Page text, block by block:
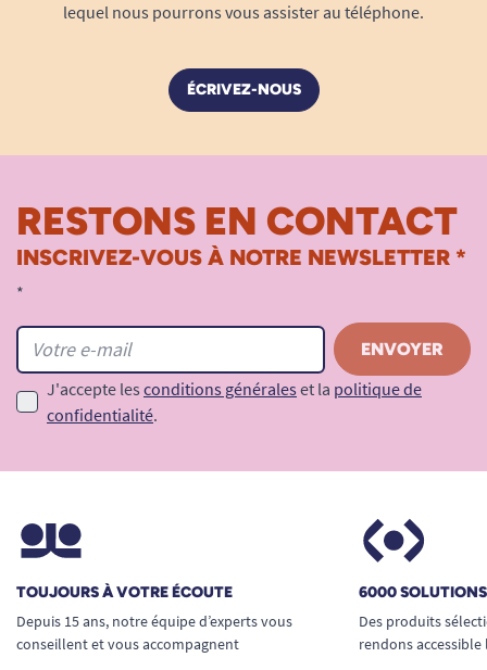
lequel nous pourrons vous assister au téléphone.
ÉCRIVEZ-NOUS
RESTONS EN CONTACT
INSCRIVEZ-VOUS À NOTRE NEWSLETTER *
*
J'accepte les conditions générales et la politique de
confidentialité.
TOUJOURS À VOTRE ÉCOUTE
Depuis 15 ans, notre équipe d’experts vous
conseillent et vous accompagnent
6000
Des produits
rendons